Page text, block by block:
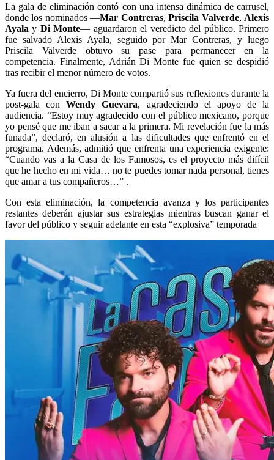
La gala de eliminación contó con una intensa dinámica de carrusel,
donde los nominados —Mar Contreras,Priscila Valverde, Alexis
Ayala y Di Monte— aguardaron el veredicto del público. Primero
fue salvado Alexis Ayala, seguido por Mar Contreras, y luego
Priscila Valverde obtuvo su pase para permanecer en la
competencia. Finalmente, Adrián Di Monte fue quien se despidió
tras recibir el menor número de votos.
Ya fuera del encierro, Di Monte compartió sus reflexiones durante la
post‑gala conWendy Guevara, agradeciendo el apoyo de la
audiencia. “Estoy muy agradecido con el público mexicano, porque
yo pensé que me iban a sacar a la primera. Mi revelación fue la más
funada”, declaró, en alusión a las dificultades que enfrentó en el
programa. Además, admitió que enfrenta una experiencia exigente:
“Cuando vas a la Casa de los Famosos, es el proyecto más difícil
que he hecho en mi vida… no te puedes tomar nada personal, tienes
que amar a tus compañeros…” .
Con esta eliminación, la competencia avanza y los participantes
restantes deberán ajustar sus estrategias mientras buscan ganar el
favor del público y seguir adelante en esta “explosiva” temporada